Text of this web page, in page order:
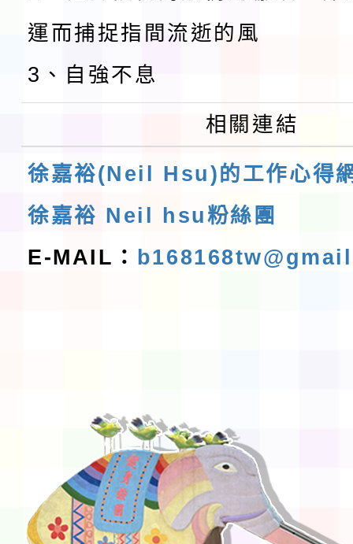
運而捕捉指間流逝的風
3、自強不息
相關連結
徐嘉裕(Neil Hsu)的工作心得
徐嘉裕 Neil hsu粉絲團
E-MAIL：